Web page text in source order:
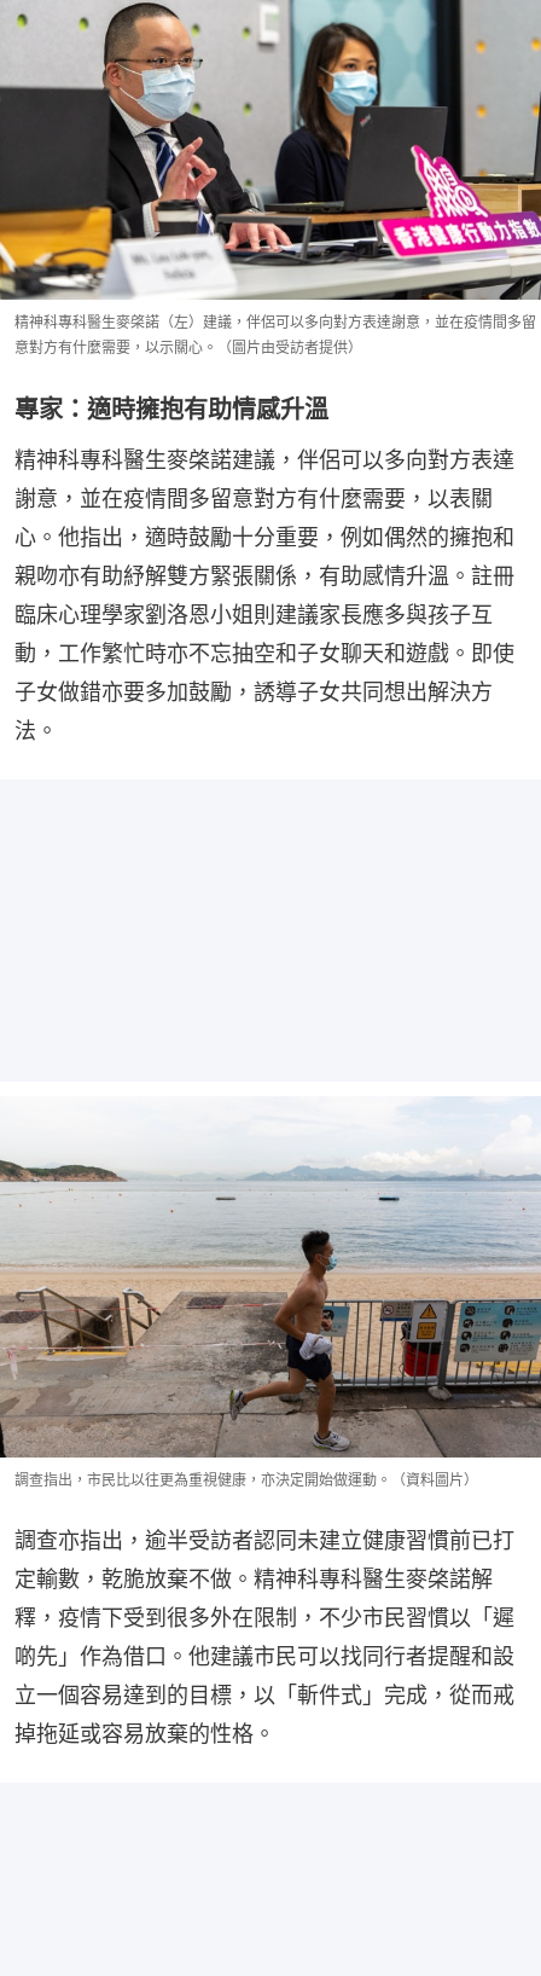
精神科專科醫生麥棨諾（左）建議，伴侶可以多向對方表達謝意，並在疫情間多留
意對方有什麼需要，以示關心。（圖片由受訪者提供）
專家：適時擁抱有助情感升溫
精神科專科醫生麥棨諾建議，伴侶可以多向對方表達
謝意，並在疫情間多留意對方有什麼需要，以表關
心。他指出，適時鼓勵十分重要，例如偶然的擁抱和
親吻亦有助紓解雙方緊張關係，有助感情升溫。註冊
臨床心理學家劉洛恩小姐則建議家長應多與孩子互
動，工作繁忙時亦不忘抽空和子女聊天和遊戲。即使
子女做錯亦要多加鼓勵，誘導子女共同想出解決方
法。
調查指出，市民比以往更為重視健康，亦決定開始做運動。（資料圖片）
調查亦指出，逾半受訪者認同未建立健康習慣前已打
定輸數，乾脆放棄不做。精神科專科醫生麥棨諾解
釋，疫情下受到很多外在限制，不少市民習慣以「遲
啲先」作為借口。他建議市民可以找同行者提醒和設
立一個容易達到的目標，以「斬件式」完成，從而戒
掉拖延或容易放棄的性格。